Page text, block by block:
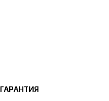
ГАРАНТИЯ